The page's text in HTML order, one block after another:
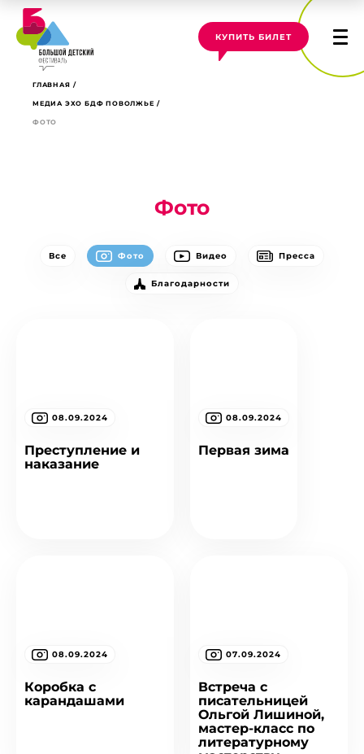
КУПИТЬ БИЛЕТ
ГЛАВНАЯ
МЕДИА ЭХО БДФ ПОВОЛЖЬЕ
ФОТО
Фото
Все Фото Видео Пресса
Благодарности
08.09.2024
Преступление и
наказание
08.09.2024
Первая зима
08.09.2024
Коробка с
карандашами
07.09.2024
Встреча с
писательницей
Ольгой Лишиной,
мастер-класс по
литературному